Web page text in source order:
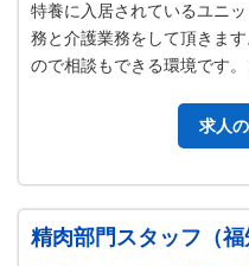
特養に入居されているユニ
務と介護業務をして頂きま
ので相談もできる環境です
求人
精肉部門スタッフ（福